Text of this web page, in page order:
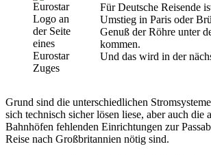
Für Deutsche Reisende
Umstieg in Paris oder
Genuß der Röhre unter
kommen.
Und das wird in der
Grund sind die unterschiedlichen
sich technisch sicher lösen liese, aber auch die
Bahnhöfen fehlenden Einrichtungen zur
Reise nach Großbritannien nötig sind.